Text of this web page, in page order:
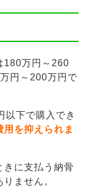
180万円～260
円～200万円で
以下で購入でき
用を抑えられま
きに支払う納骨
ません。